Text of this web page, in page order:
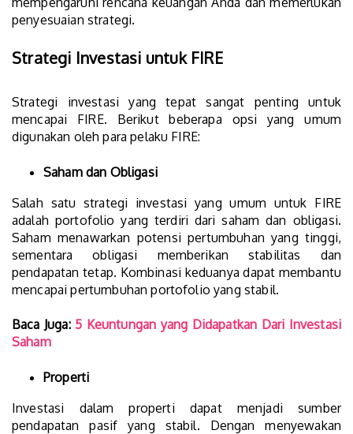
penyesuaian strategi.
Strategi Investasi untuk FIRE
Strategi investasi yang tepat sangat penting untuk
mencapai FIRE. Berikut beberapa opsi yang umum
digunakan oleh para pelaku FIRE:
Saham dan Obligasi
Salah satu strategi investasi yang umum untuk FIRE
adalah portofolio yang terdiri dari saham dan obligasi.
Saham menawarkan potensi pertumbuhan yang tinggi,
sementara obligasi memberikan stabilitas dan
pendapatan tetap. Kombinasi keduanya dapat membantu
mencapai pertumbuhan portofolio yang stabil.
Baca Juga: 5 Keuntungan yang Didapatkan Dari Investasi
Saham
Properti
Investasi dalam properti dapat menjadi sumber
pendapatan pasif yang stabil. Dengan menyewakan